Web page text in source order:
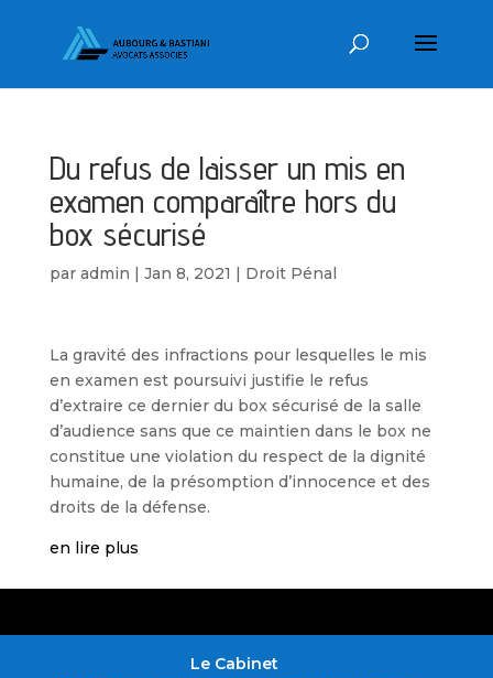
Du refus de laisser un mis en
examen comparaître hors du
box sécurisé
par admin | Jan 8, 2021 | Droit Pénal
La gravité des infractions pour lesquelles le mis
en examen est poursuivi justifie le refus
d’extraire ce dernier du box sécurisé de la salle
d’audience sans que ce maintien dans le box ne
constitue une violation du respect de la dignité
humaine, de la présomption d’innocence et des
droits de la défense.
en lire plus
Le Cabinet